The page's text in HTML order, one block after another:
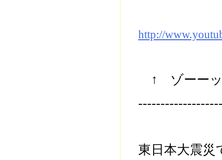
http://
↑ ゾーーッ
東日本大震災